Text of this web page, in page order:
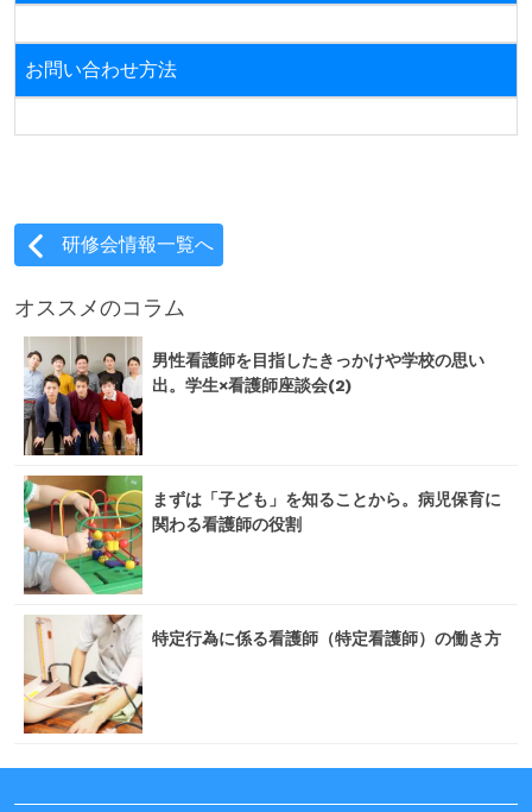
お問い合わせ方法
研修会情報一覧へ
オススメのコラム
男性看護師を目指したきっかけや学校の思い
出。学生×看護師座談会(2)
まずは「子ども」を知ることから。病児保育に
関わる看護師の役割
特定行為に係る看護師（特定看護師）の働き方